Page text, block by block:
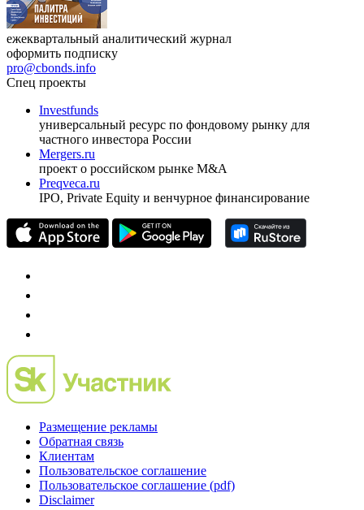
оформить подписку
pro@cbonds.info
Спец проекты
Investfunds
универсальный ресурс по фондовому рынку для
частного инвестора России
проект о российском рынке M&A
Preqveca.ru
Размещение рекламы
Обратная связь